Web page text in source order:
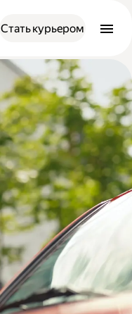
Стать курьером